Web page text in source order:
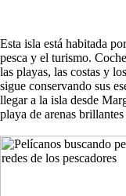
Esta isla está habitada
pesca y el turismo.
las playas, las costas y
sigue conservando sus
llegar a la isla desde
playa de arenas